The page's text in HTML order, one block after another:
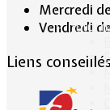
Mercredi
Vendredi
Liens conseillés